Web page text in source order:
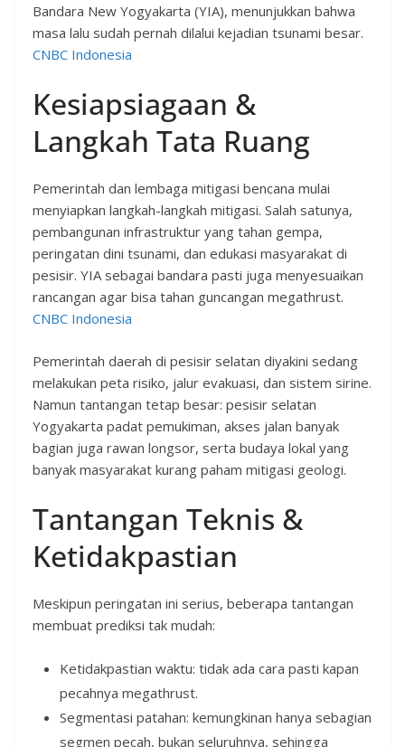
Bandara New Yogyakarta (YIA), menunjukkan bahwa
masa lalu sudah pernah dilalui kejadian tsunami besar.
CNBC Indonesia
Kesiapsiagaan &
Langkah Tata Ruang
Pemerintah dan lembaga mitigasi bencana mulai
menyiapkan langkah-langkah mitigasi. Salah satunya,
pembangunan infrastruktur yang tahan gempa,
peringatan dini tsunami, dan edukasi masyarakat di
pesisir. YIA sebagai bandara pasti juga menyesuaikan
rancangan agar bisa tahan guncangan megathrust.
CNBC Indonesia
Pemerintah daerah di pesisir selatan diyakini sedang
melakukan peta risiko, jalur evakuasi, dan sistem sirine.
Namun tantangan tetap besar: pesisir selatan
Yogyakarta padat pemukiman, akses jalan banyak
bagian juga rawan longsor, serta budaya lokal yang
banyak masyarakat kurang paham mitigasi geologi.
Tantangan Teknis &
Ketidakpastian
Meskipun peringatan ini serius, beberapa tantangan
membuat prediksi tak mudah:
Ketidakpastian waktu: tidak ada cara pasti kapan
pecahnya megathrust.
Segmentasi patahan: kemungkinan hanya sebagian
segmen pecah, bukan seluruhnya, sehingga